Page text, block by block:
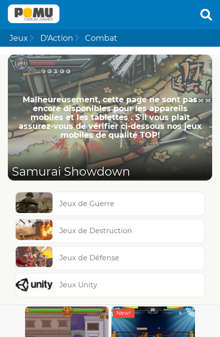
Jeux D'Action Combat
Malheureusement, cette page ne ​​sont pas
encore disponibles pour les appareils
mobiles et les tablettes . S'il vous plaît
assurez-vous de vérifier ci-dessous nos jeux
mobiles de qualité TOP!
Samurai Showdown
Jeux de Guerre
Jeux de Destruction
Jeux de Défense
Jeux Unity